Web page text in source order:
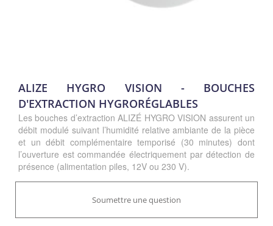
ALIZE HYGRO VISION - BOUCHES
D'EXTRACTION HYGRORÉGLABLES
Les bouches d’extraction ALIZÉ HYGRO VISION assurent un
débit modulé suivant l’humidité relative ambiante de la pièce
et un débit complémentaire temporisé (30 minutes) dont
l’ouverture est commandée électriquement par détection de
présence (alimentation piles, 12V ou 230 V).
Soumettre une question